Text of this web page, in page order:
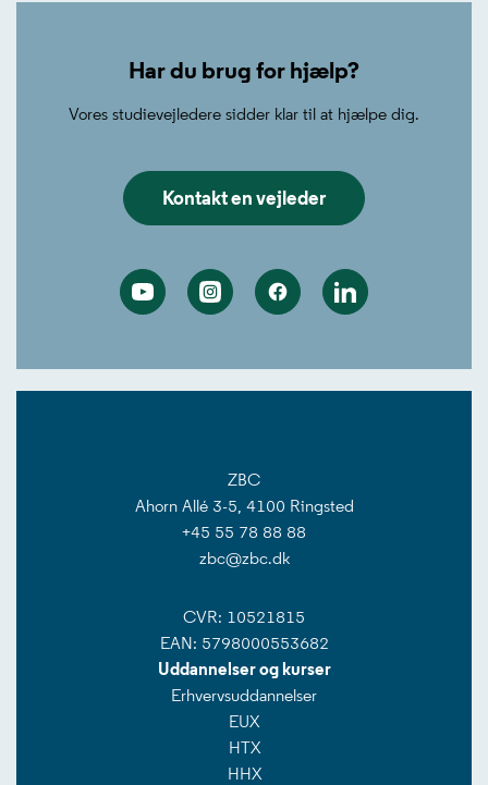
Har du brug for hjælp?
Vores studievejledere sidder klar til at hjælpe dig.
Kontakt en vejleder
YoutubeInstagramFacebookLinkedin
ZBC
Ahorn Allé 3-5, 4100 Ringsted
+45 55 78 88 88
zbc@zbc.dk
CVR: 10521815
EAN: 5798000553682
Uddannelser og kurser
Erhvervsuddannelser
EUX
HTX
HHX